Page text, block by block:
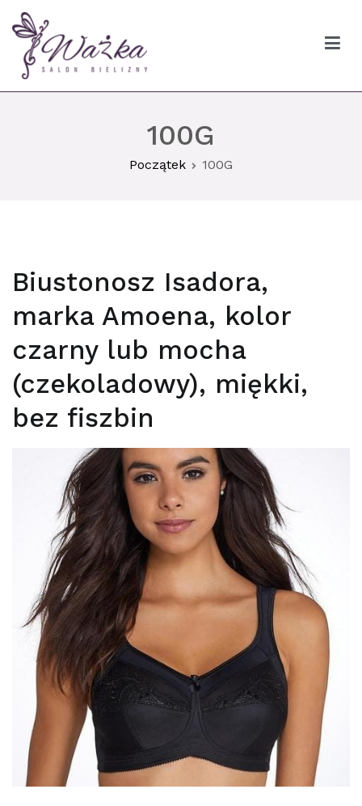
Przejdź
do
treści
Ważka biustonosze Gdańsk
100G
Początek 100G
Biustonosz Isadora,
marka Amoena, kolor
czarny lub mocha
(czekoladowy), miękki,
bez fiszbin